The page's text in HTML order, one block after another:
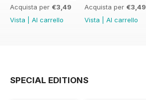
Acquista per €3,49
Vista
Al carrello
Acquista per €3,49
Vista
Al carrello
SPECIAL EDITIONS